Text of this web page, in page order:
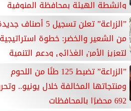
وانشطة الهيئة بمحافظة المنوفية
”الزراعة” تعلن تسجيل 5 أصناف
من الشعير والخضر: خطوة استراتيجية
لتعزيز الأمن الغذائي ودعم التنمية
”الزراعة” تضبط 125 طنًا من اللحوم
ومنتجاتها المخالفة خلال يونيو..
692 محضرًا بالمحافظات